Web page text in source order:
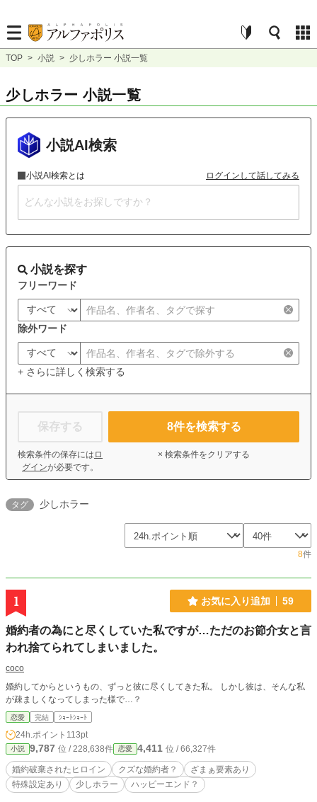
TOP > 小説 > 少しホラー 小説一覧
少しホラー 小説一覧
小説AI検索
小説AI検索とは ログインして話してみる
小説を探す
フリーワード
除外ワード
+ さらに詳しく検索する
保存する
検索条件の保存には ロ
グインが必要です。
8件を検索する
× 検索条件をクリアする
タグ 少しホラー
8件
1 お気に入り追加 59
婚約者の為にと尽くしていた私ですが…ただのお節介女と言
われ捨てられてしまいました。
coco
婚約してからというもの、ずっと彼に尽くしてきた私。 しかし彼は、そんな私
が疎ましくなってしまった様で…？
恋愛 完結 ｼｮｰﾄｼｮｰﾄ
24h.ポイント 113pt
小説 9,787 位 / 228,638件 恋愛 4,411 位 / 66,327件
婚約破棄されたヒロイン クズな婚約者？
ざまぁ要素あり
特殊設定あり
少しホラー ハッピーエンド？